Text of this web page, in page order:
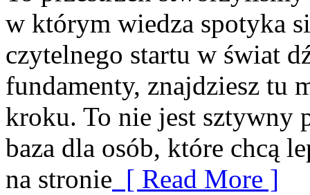
w którym wiedza spotyka
czytelnego startu w świat
fundamenty, znajdziesz tu
kroku. To nie jest sztywny
baza dla osób, które chcą
na stronie [ Read More ]